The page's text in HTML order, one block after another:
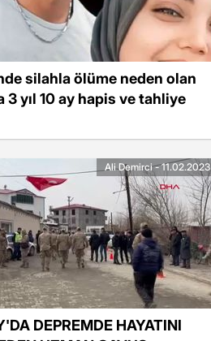
silahla ölüme neden olan
3 yıl 10 ay hapis ve tahliye
DEPREMDE HAYATINI
Ali Demirci - 11.02.2023